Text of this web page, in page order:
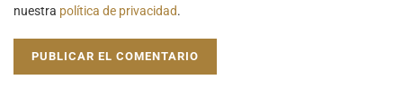
nuestra política de privacidad.